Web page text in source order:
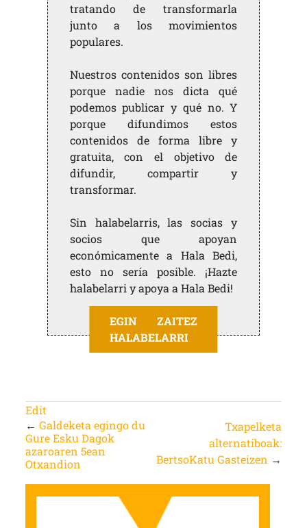
tratando de transformarla
junto a los movimientos
populares.
Nuestros contenidos son libres
porque nadie nos dicta qué
podemos publicar y qué no. Y
porque difundimos estos
contenidos de forma libre y
gratuita, con el objetivo de
difundir, compartir y
transformar.
Sin halabelarris, las socias y
socios que apoyan
económicamente a Hala Bedi,
esto no sería posible. ¡Hazte
halabelarri y apoya a Hala Bedi!
EGIN ZAITEZ
HALABELARRI
Edit
← Galdeketa egingo du
Gure Esku Dagok
azaroaren 5ean
Otxandion
Txapelketa
alternatiboak:
BertsoKatu Gasteizen →